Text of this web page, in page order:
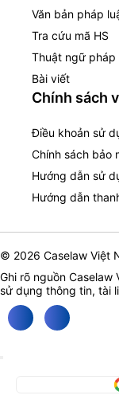
Văn bản pháp
Tra cứu mã HS
Thuật ngữ pháp
Bài viết
Chính sách
Điều khoản sử
Chính sách bảo
Hướng dẫn sử
Hướng dẫn
© 2026 Caselaw Việt
Ghi rõ nguồn Caselaw
sử dụng thông tin, tài